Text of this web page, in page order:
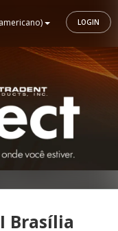
LOGIN
Brasília